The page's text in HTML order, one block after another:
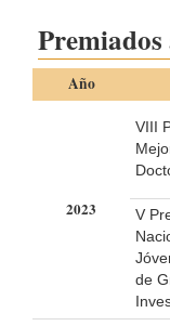
Año
2023
VIII
V
de